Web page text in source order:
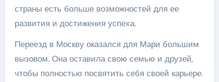
страны есть больше возможностей для ее
развития и достижения успеха.
Переезд в Москву оказался для Мари большим
вызовом. Она оставила свою семью и друзей,
чтобы полностью посвятить себя своей карьере.